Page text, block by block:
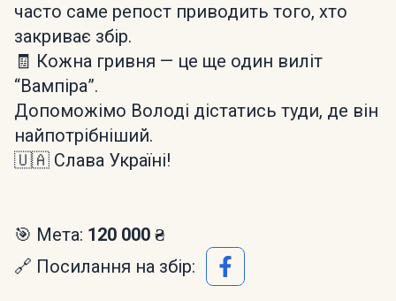
часто саме репост приводить того, хто
закриває збір.
🧾 Кожна гривня — це ще один виліт
“Вампіра”.
Допоможімо Володі дістатись туди, де він
найпотрібніший.
🇺🇦 Слава Україні!
🎯 Мета: 120 000 ₴
🔗 Посилання на збір: